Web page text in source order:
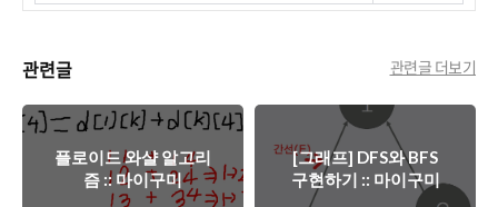
관련글 관련글 더보기
플로이드 와샬 알고리
즘 :: 마이구미
[그래프] DFS와 BFS
구현하기 :: 마이구미